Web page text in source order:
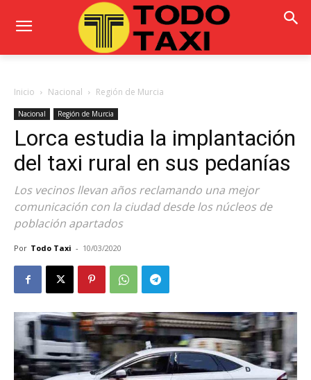
Inicio Nacional Región de Murcia
Nacional Región de Murcia
Lorca estudia la implantación
del taxi rural en sus pedanías
Los vecinos llevan años reclamando una mejor
comunicación con la ciudad desde los núcleos de
población apartados
Por Todo Taxi - 10/03/2020